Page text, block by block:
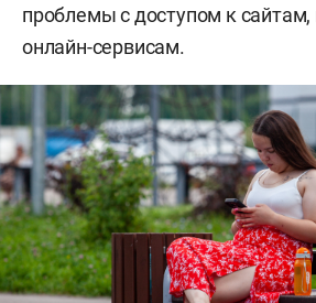
проблемы с доступом к
онлайн-сервисам.